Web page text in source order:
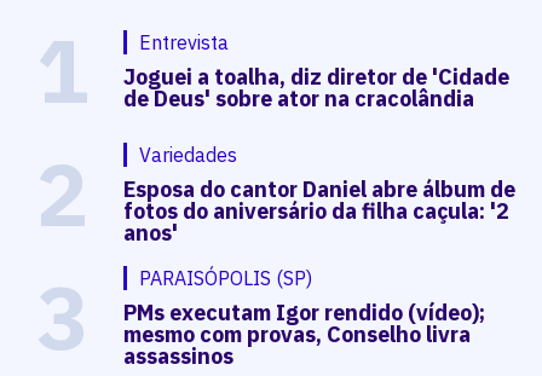
1 Entrevista
Joguei a toalha, diz diretor de 'Cidade
de Deus' sobre ator na cracolândia
2 Variedades
Esposa do cantor Daniel abre álbum de
fotos do aniversário da filha caçula: '2
anos'
3 PARAISÓPOLIS (SP)
PMs executam Igor rendido (vídeo);
mesmo com provas, Conselho livra
assassinos